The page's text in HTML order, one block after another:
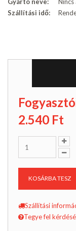
Gyártó neve:
Szállítási idő:
2.540 Ft
KOSÁRBA TESZ
Szállítási
Tegye fel